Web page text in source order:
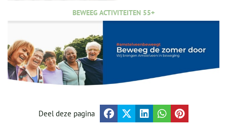
BEWEEG ACTIVITEITEN 55+
Deel deze pagina